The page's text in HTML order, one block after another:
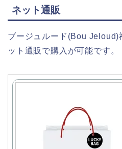
ネット通販
ブージュルード(Bou Jeloud)
ット通販で購入が可能です。